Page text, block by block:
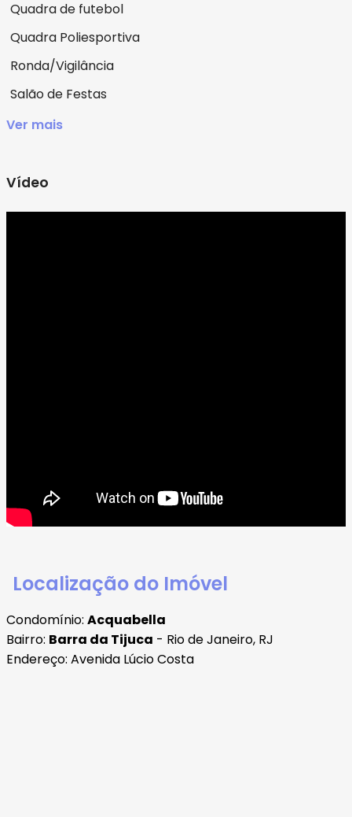
Quadra de futebol
Quadra Poliesportiva
Ronda/Vigilância
Salão de Festas
Ver mais
Vídeo
Localização do Imóvel
Condomínio: Acquabella
Bairro: Barra da Tijuca - Rio de Janeiro, RJ
Endereço: Avenida Lúcio Costa